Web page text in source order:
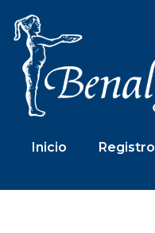
Inicio Registro